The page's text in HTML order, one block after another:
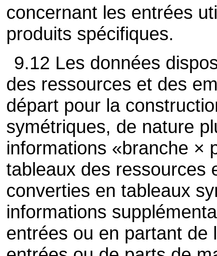
concernant les entrées
produits spécifiques.
9.12 Les données
des ressources et des
départ pour la
symétriques, de nature
informations «branche ×
tableaux des ressources
converties en tableaux
informations
entrées ou en partant de